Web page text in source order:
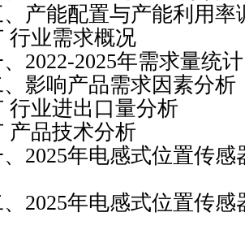
配置与产能利用率
业需求概况
2025年需求量统计
产品需求因素分析
业进出口量分析
品技术分析
年电感式位置传感器
年电感式位置传感器